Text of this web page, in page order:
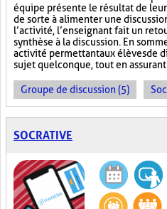
équipe présente le résultat de
de sorte à alimenter une
l’activité, l’enseignant fait un
synthèse à la discussion. En
activité permettant aux élèves de
sujet quelconque, tout en
Groupe de discussion (5)
SOCRATIVE